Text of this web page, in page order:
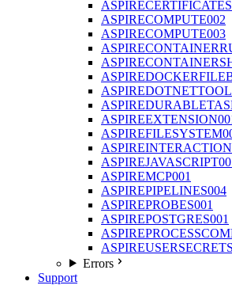
ASPIRECOMPUTE002
ASPIRECOMPUTE003
ASPIREDOTNETTOOL
ASPIREMCP001
ASPIREPIPELINES004
ASPIREPROBES001
ASPIREPOSTGRES001
Errors
Support